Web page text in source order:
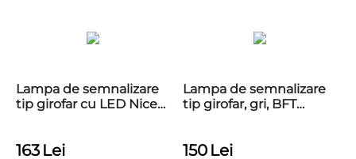
Lampa de semnalizare
tip girofar cu LED Nice
163 Lei
Lampa de semnalizare
tip girofar, gri, BFT
150 Lei